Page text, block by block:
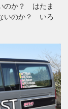
のか？ はたま
いのか？ いろ